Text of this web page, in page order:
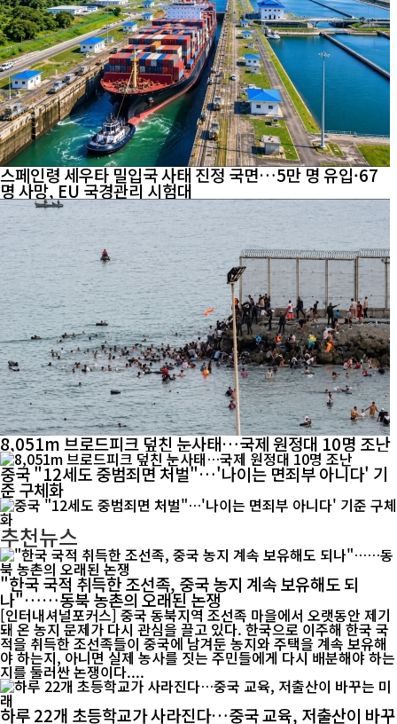
스페인령 세우타 밀입국 사태 진정 국면…5만 명 유입·67
명 사망, EU 국경관리 시험대
8,051m 브로드피크 덮친 눈사태…국제 원정대 10명 조난
중국 "12세도 중범죄면 처벌"…'나이는 면죄부 아니다' 기
준 구체화
추천뉴스
"한국 국적 취득한 조선족, 중국 농지 계속 보유해도 되
나"……동북 농촌의 오래된 논쟁
[인터내셔널포커스] 중국 동북지역 조선족 마을에서 오랫동안 제기
돼 온 농지 문제가 다시 관심을 끌고 있다. 한국으로 이주해 한국 국
적을 취득한 조선족들이 중국에 남겨둔 농지와 주택을 계속 보유해
야 하는지, 아니면 실제 농사를 짓는 주민들에게 다시 배분해야 하는
지를 둘러싼 논쟁이다....
하루 22개 초등학교가 사라진다…중국 교육, 저출산이 바꾸